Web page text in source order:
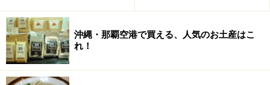
沖縄・那覇空港で買える、人気のお土産はこ
れ！